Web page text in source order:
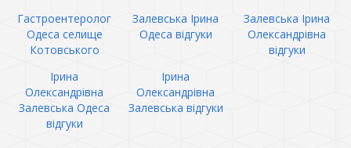
Гастроентеролог
Одеса селище
Котовського
Залевська Ірина
Одеса відгуки
Залевська Ірина
Олександрівна
відгуки
Ірина
Олександрівна
Залевська Одеса
відгуки
Ірина
Олександрівна
Залевська відгуки